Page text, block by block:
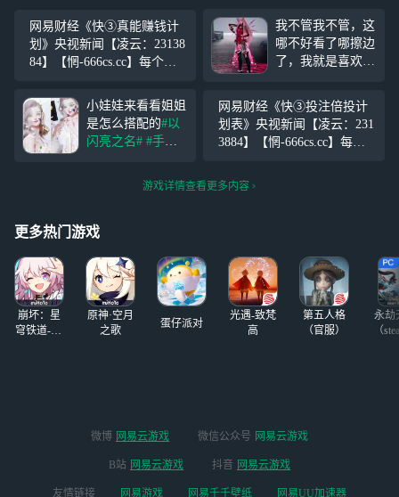
网易财经《快③真能赚钱计
划》央视新闻【凌云：23138
84】【惘-666cs.cc】每个人
的一面。你的善良，必须有
点锋芒，否则等于零。做不
了受欢迎的人，只求做个善
良自爱的人。努
我不管我不管，这
哪不好看了哪擦边
了，我就是喜欢这
的！！！可不容易
抽到这一身的那一
刻我快要高兴死了
（不管，杠就是你
小娃娃来看看姐姐
是怎么搭配的#以
闪亮之名# #手游
文案乱写不要介
意，美不，超好看
<)
网易财经《快③投注倍投计
划表》央视新闻【凌云：231
3884】【惘-666cs.cc】每个
人的一面。你的善良，必须
游戏详情查看更多内容
更多热门游戏
崩坏：星
穹铁道-4.4
原神·空月
之歌
蛋仔派对
光遇-致梵
高
第五人格
（官服）
永劫
（
微博 网易云游戏 微信公众号 网易云游戏
B站 网易云游戏 抖音 网易云游戏
友情链接 网易游戏 网易千千壁纸 网易UU加速器